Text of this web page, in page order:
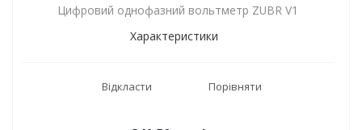
Цифровий однофазний вольтметр ZUBR V1
Характеристики
Відкласти Порівняти